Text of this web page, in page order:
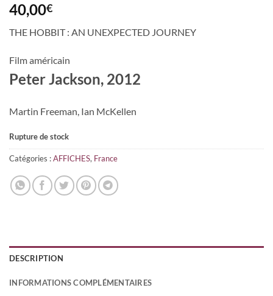
40,00€
THE HOBBIT : AN UNEXPECTED JOURNEY
Film américain
Peter Jackson, 2012
Martin Freeman, Ian McKellen
Rupture de stock
Catégories :AFFICHES, France
DESCRIPTION
INFORMATIONS COMPLÉMENTAIRES